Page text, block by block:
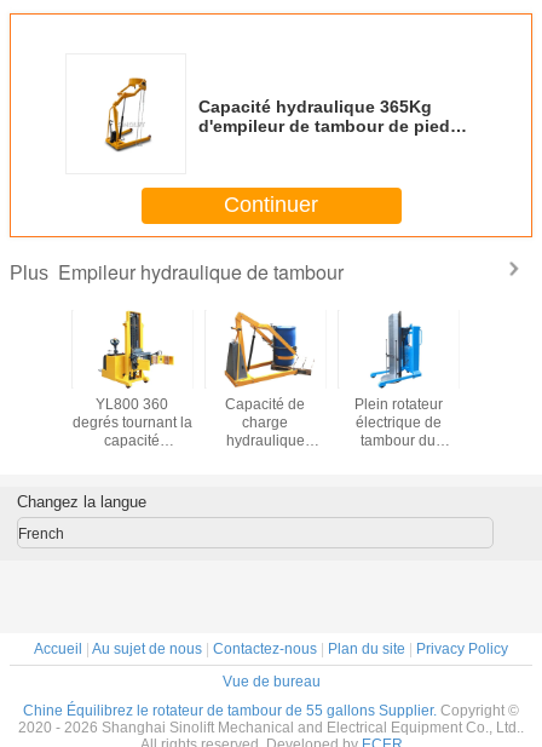
Capacité hydraulique 365Kg
d'empileur de tambour de pied
transporteur
Continuer
Plus Empileur hydraulique de tambour
poids
YL800 360
degrés tournant la
capacité
de tambour
Capacité de
charge
hydraulique
rotateur
électrique de
Plein rotateur
électrique de
tambour du
hydraulique
de tambour de
charge
Changez la langue
French
Accueil | Au sujet de nous | Contactez-nous | Plan du site | Privacy Policy
Vue de bureau
Chine Équilibrez le rotateur de tambour de 55 gallons Supplier. Copyright ©
2020 - 2026 Shanghai Sinolift Mechanical and Electrical Equipment Co., Ltd..